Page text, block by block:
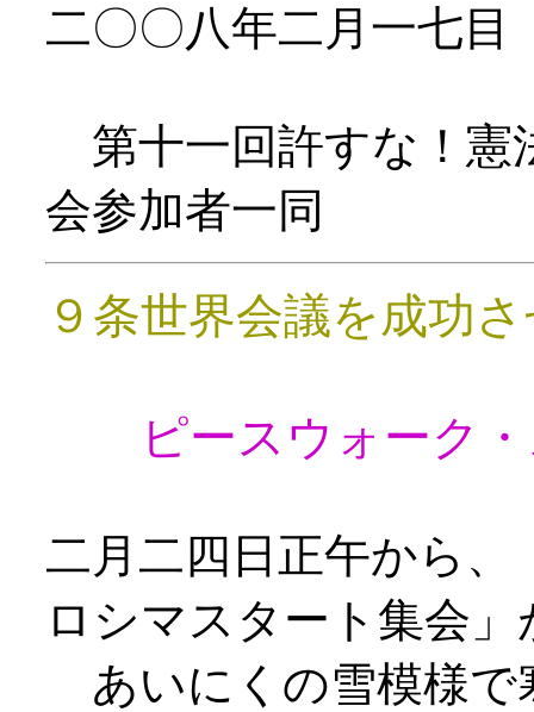
二〇〇八年二月一七目
第十一回許すな！憲
会参加者一同
９条世界会議を成功
ピースウォーク
二月二四日正午から
ロシマスタート集会
あいにくの雪模様で